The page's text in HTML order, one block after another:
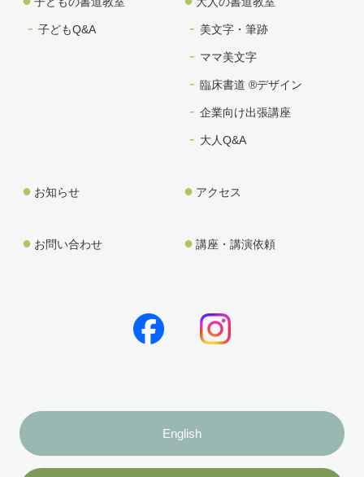
子どもQ&A 美文字・筆跡
ママ美文字
臨床書道 ®デザイン
企業向け出張講座
大人Q&A
お知らせ アクセス
お問い合わせ 講座・講演依頼
English